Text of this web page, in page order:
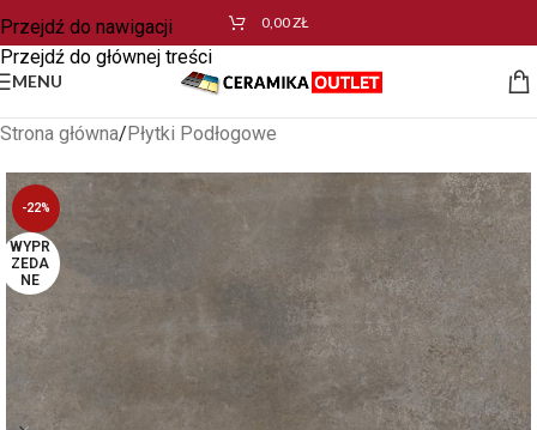
Przejdź do nawigacji
Przejdź do głównej treści
0,00ZŁ
MENU
Strona główna/Płytki Podłogowe
-22%
WYPR
ZEDA
NE